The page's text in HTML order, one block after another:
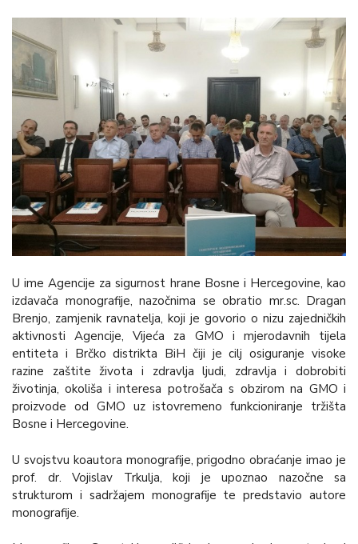
U ime Agencije za sigurnost hrane Bosne i Hercegovine, kao
izdavača monografije, nazočnima se obratio mr.sc. Dragan
Brenjo, zamjenik ravnatelja, koji je govorio o nizu zajedničkih
aktivnosti Agencije, Vijeća za GMO i mjerodavnih tijela
entiteta i Brčko distrikta BiH čiji je cilj osiguranje visoke
razine zaštite života i zdravlja ljudi, zdravlja i dobrobiti
životinja, okoliša i interesa potrošača s obzirom na GMO i
proizvode od GMO uz istovremeno funkcioniranje tržišta
Bosne i Hercegovine.
U svojstvu koautora monografije, prigodno obraćanje imao je
prof. dr. Vojislav Trkulja, koji je upoznao nazočne sa
strukturom i sadržajem monografije te predstavio autore
monografije.